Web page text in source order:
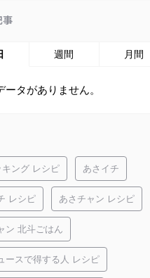
事
週間 月間
ータがありません。
ング レシピ あさイチ
レシピ あさチャン レシピ
ン 北斗ごはん
ースで得する人 レシピ